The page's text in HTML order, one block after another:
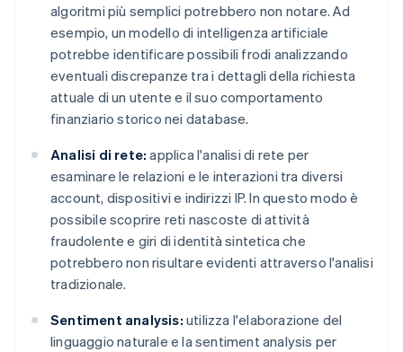
algoritmi più semplici potrebbero non notare. Ad
esempio, un modello di intelligenza artificiale
potrebbe identificare possibili frodi analizzando
eventuali discrepanze tra i dettagli della richiesta
attuale di un utente e il suo comportamento
finanziario storico nei database.
Analisi di rete: applica l'analisi di rete per
esaminare le relazioni e le interazioni tra diversi
account, dispositivi e indirizzi IP. In questo modo è
possibile scoprire reti nascoste di attività
fraudolente e giri di identità sintetica che
potrebbero non risultare evidenti attraverso l'analisi
tradizionale.
Sentiment analysis: utilizza l'elaborazione del
linguaggio naturale e la sentiment analysis per